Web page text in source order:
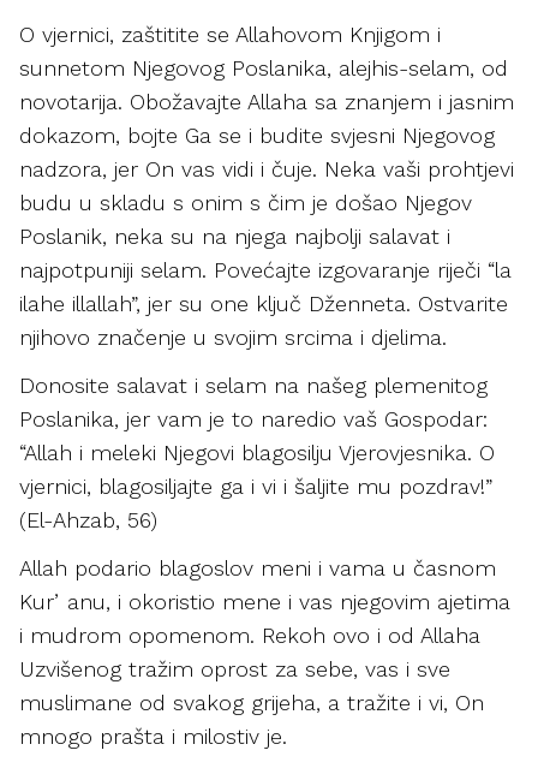
O vjernici, zaštitite se Allahovom Knjigom i
sunnetom Njegovog Poslanika, alejhis-selam, od
novotarija. Obožavajte Allaha sa znanjem i jasnim
dokazom, bojte Ga se i budite svjesni Njegovog
nadzora, jer On vas vidi i čuje. Neka vaši prohtjevi
budu u skladu s onim s čim je došao Njegov
Poslanik, neka su na njega najbolji salavat i
najpotpuniji selam. Povećajte izgovaranje riječi “la
ilahe illallah”, jer su one ključ Dženneta. Ostvarite
njihovo značenje u svojim srcima i djelima.
Donosite salavat i selam na našeg plemenitog
Poslanika, jer vam je to naredio vaš Gospodar:
“Allah i meleki Njegovi blagosilju Vjerovjesnika. O
vjernici, blagosiljajte ga i vi i šaljite mu pozdrav!”
(El-Ahzab, 56)
Allah podario blagoslov meni i vama u časnom
Kurʼanu, i okoristio mene i vas njegovim ajetima
i mudrom opomenom. Rekoh ovo i od Allaha
Uzvišenog tražim oprost za sebe, vas i sve
muslimane od svakog grijeha, a tražite i vi, On
mnogo prašta i milostiv je.